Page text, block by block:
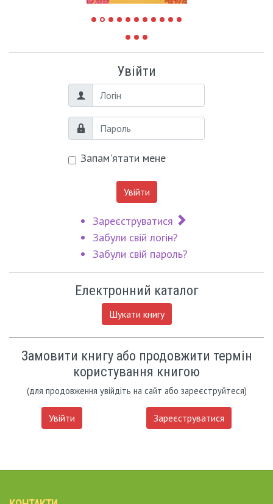
Увійти
Логін
Пароль
Запам'ятати мене
Увійти
Зареєструватися
Забули свій логін?
Забули свій пароль?
Електронний каталог
Шукати книгу
Замовити книгу або продовжити термін
користування книгою
(для продовження увійдіть на сайт або зареєструйтеся)
Увійти Зареєструватися